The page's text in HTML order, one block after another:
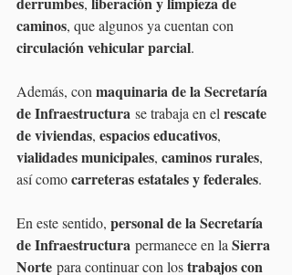
caminos, que algunos ya cuentan con
circulación vehicular parcial.
Además, con maquinaria de la Secretaría
de Infraestructura se trabaja en el rescate
de viviendas, espacios educativos,
vialidades municipales, caminos rurales,
así como carreteras estatales y federales.
En este sentido, personal de la Secretaría
de Infraestructura permanece en la Sierra
Norte para continuar con los trabajos con